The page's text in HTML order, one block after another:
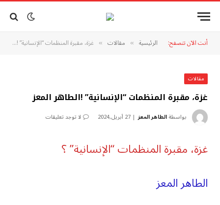
أنت الآن تتصفح: الرئيسية » مقالات » غزة، مقبرة المنظمات “الإنسانية” !الطاهر المعز
مقالات
غزة، مقبرة المنظمات “الإنسانية” !الطاهر المعز
بواسطةالطاهر المعز 27 أبريل,2024 لا توجد تعليقات
غزة، مقبرة المنظمات “الإنسانية” ؟
الطاهر المعز